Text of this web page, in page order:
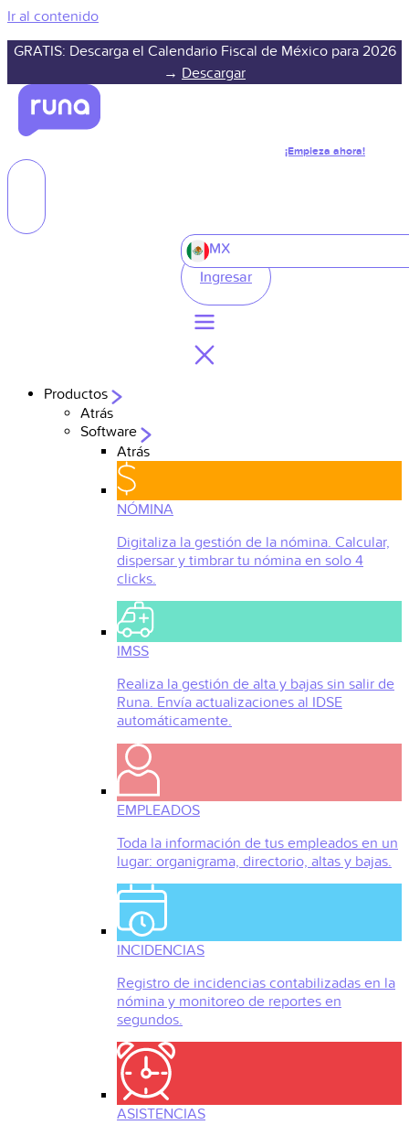
Ir al contenido
GRATIS: Descarga el Calendario Fiscal de México para 2026
→ Descargar
¡Empieza ahora!
MX
Ingresar
Productos
Atrás
Software
Atrás
NÓMINA
Digitaliza la gestión de la nómina. Calcular,
dispersar y timbrar tu nómina en solo 4
clicks.
IMSS
Realiza la gestión de alta y bajas sin salir de
Runa. Envía actualizaciones al IDSE
automáticamente.
EMPLEADOS
Toda la información de tus empleados en un
lugar: organigrama, directorio, altas y bajas.
INCIDENCIAS
Registro de incidencias contabilizadas en la
nómina y monitoreo de reportes en
segundos.
ASISTENCIAS